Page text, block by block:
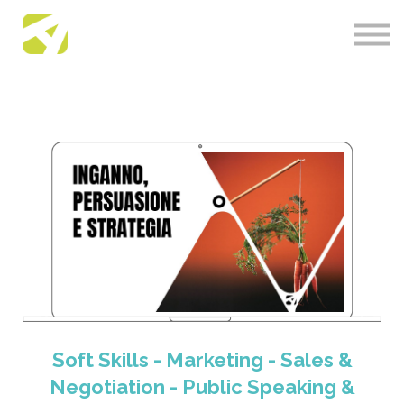
Soft Skills - Marketing - Sales &
Negotiation - Public Speaking &